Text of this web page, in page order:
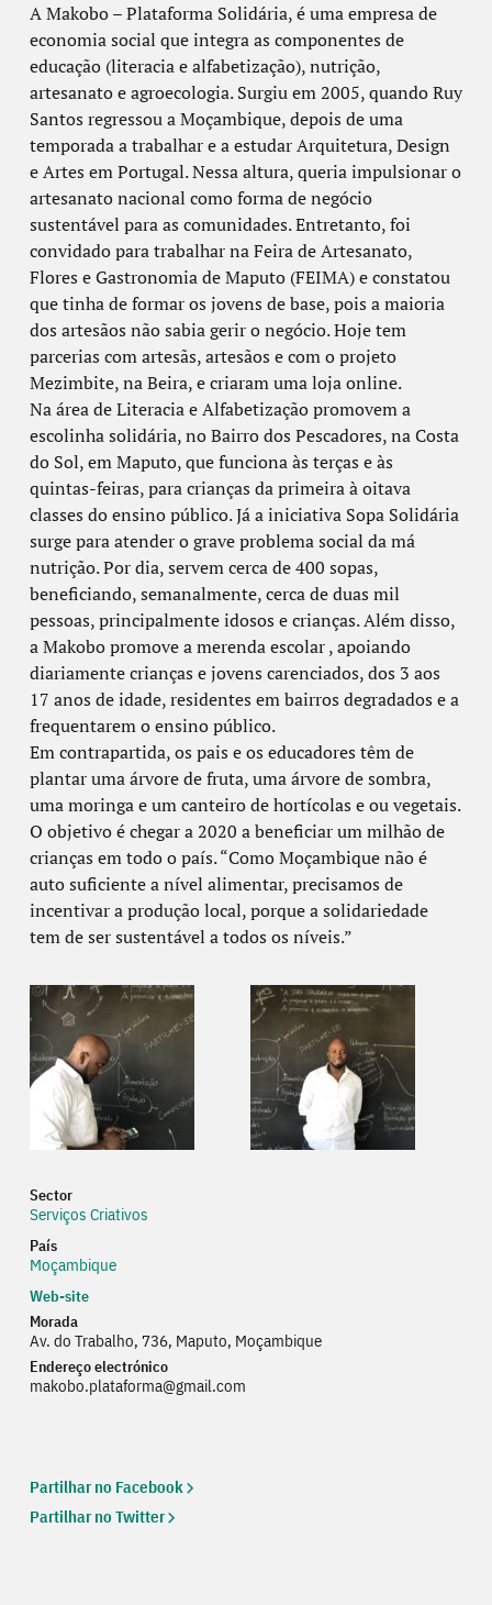
A Makobo – Plataforma Solidária, é uma empresa de
economia social que integra as componentes de
educação (literacia e alfabetização), nutrição,
artesanato e agroecologia. Surgiu em 2005, quando Ruy
Santos regressou a Moçambique, depois de uma
temporada a trabalhar e a estudar Arquitetura, Design
e Artes em Portugal. Nessa altura, queria impulsionar o
artesanato nacional como forma de negócio
sustentável para as comunidades. Entretanto, foi
convidado para trabalhar na Feira de Artesanato,
Flores e Gastronomia de Maputo (FEIMA) e constatou
que tinha de formar os jovens de base, pois a maioria
dos artesãos não sabia gerir o negócio. Hoje tem
parcerias com artesãs, artesãos e com o projeto
Mezimbite, na Beira, e criaram uma loja online.
Na área de Literacia e Alfabetização promovem a
escolinha solidária, no Bairro dos Pescadores, na Costa
do Sol, em Maputo, que funciona às terças e às
quintas-feiras, para crianças da primeira à oitava
classes do ensino público. Já a iniciativa Sopa Solidária
surge para atender o grave problema social da má
nutrição. Por dia, servem cerca de 400 sopas,
beneficiando, semanalmente, cerca de duas mil
pessoas, principalmente idosos e crianças. Além disso,
a Makobo promove a merenda escolar , apoiando
diariamente crianças e jovens carenciados, dos 3 aos
17 anos de idade, residentes em bairros degradados e a
frequentarem o ensino público.
Em contrapartida, os pais e os educadores têm de
plantar uma árvore de fruta, uma árvore de sombra,
uma moringa e um canteiro de hortícolas e ou vegetais.
O objetivo é chegar a 2020 a beneficiar um milhão de
crianças em todo o país. “Como Moçambique não é
auto suficiente a nível alimentar, precisamos de
incentivar a produção local, porque a solidariedade
tem de ser sustentável a todos os níveis.”
Sector
Serviços Criativos
País
Moçambique
Web
Web-site
Morada
Av. do Trabalho, 736, Maputo, Moçambique
Endereço electrónico
makobo.plataforma@gmail.com
Partilhar no Facebook
Partilhar no Twitter